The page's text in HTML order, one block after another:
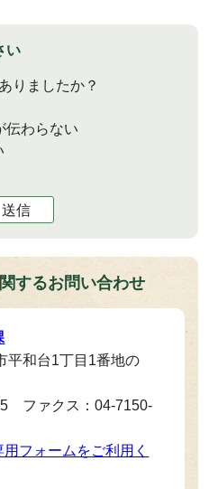
い
りましたか？
伝わらない
送信
するお問い合わせ
和台1丁目1番地の
ファクス：04-7150-
フォームをご利用く